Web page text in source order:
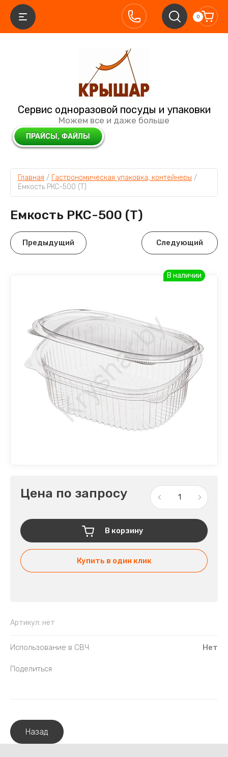
Сервис одноразовой посуды и упаковки
Можем все и даже больше
0
Главная / Гастрономическая упаковка, контейнеры
Емкость РКС-500 (Т)
Емкость РКС-500 (Т)
Предыдущий Следующий
В наличии
Цена по запросу
В корзину
Купить в один клик
Артикул: нет
Использование в СВЧ Нет
Поделиться
Назад